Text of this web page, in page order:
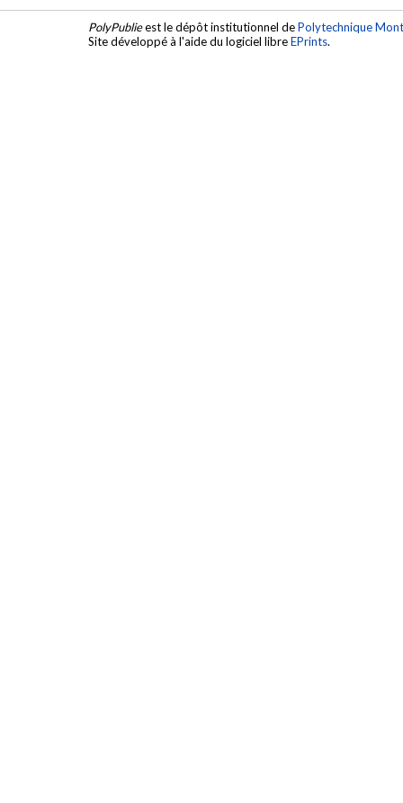
PolyPublieest le dépôt institutionnel dePolytechnique
Site développé à l'aide du logiciel libreEPrints.